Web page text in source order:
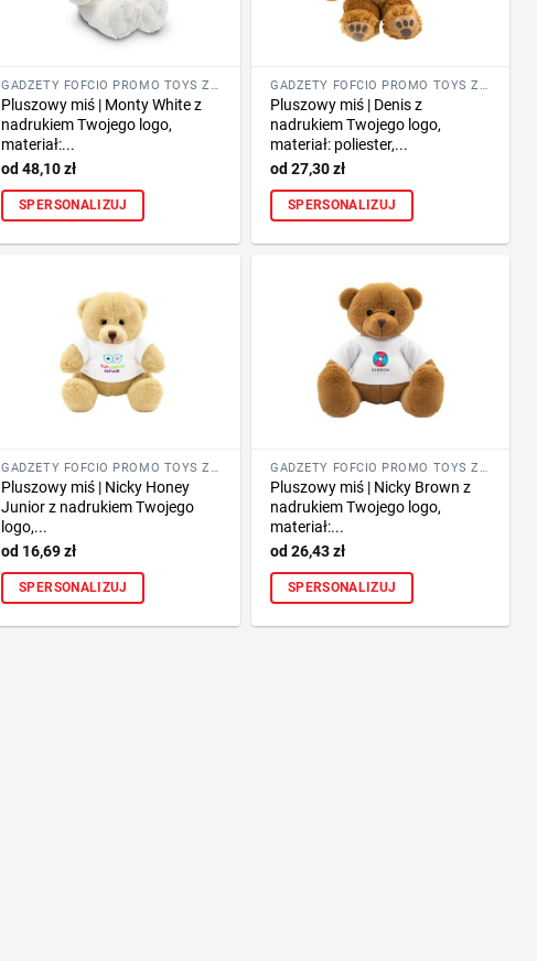
GADŻETY FOFCIO PROMO TOYS ZE ZNAKOWANIEM
Pluszowy miś | Monty White z
nadrukiem Twojego logo,
materiał:...
48,10zł
SPERSONALIZUJ
GADŻETY FOFCIO PROMO TOYS ZE ZNAKOWANIEM
Pluszowy miś | Denis z
nadrukiem Twojego logo,
materiał: poliester,...
27,30zł
SPERSONALIZUJ
GADŻETY FOFCIO PROMO TOYS ZE ZNAKOWANIEM
Pluszowy miś | Nicky Honey
Junior z nadrukiem Twojego
logo,...
16,69zł
SPERSONALIZUJ
GADŻETY FOFCIO PROMO TOYS ZE ZNAKOWANIEM
Pluszowy miś | Nicky Brown z
nadrukiem Twojego logo,
materiał:...
26,43zł
SPERSONALIZUJ